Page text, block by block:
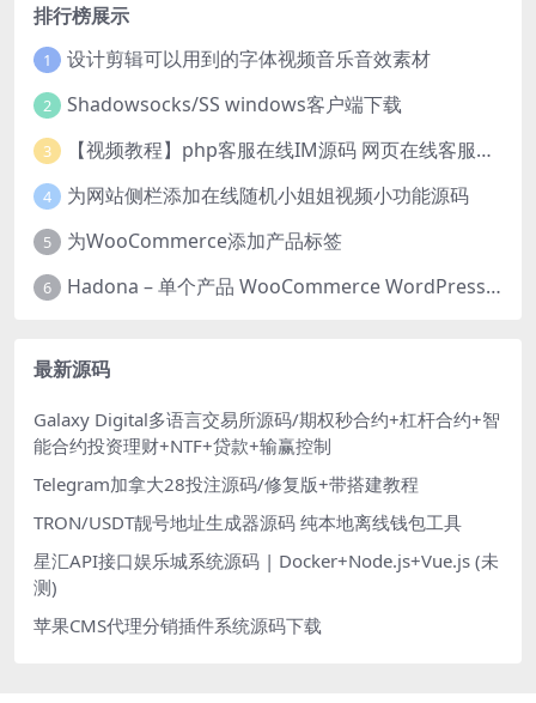
排行榜展示
1 设计剪辑可以用到的字体视频音乐音效素材
2 Shadowsocks/SS windows客户端下载
3 【视频教程】php客服在线IM源码 网页在线客服软件代码
4 为网站侧栏添加在线随机小姐姐视频小功能源码
5 为WooCommerce添加产品标签
6 Hadona – 单个产品 WooCommerce WordPress 主题
最新源码
Galaxy Digital多语言交易所源码/期权秒合约+杠杆合约+智
能合约投资理财+NTF+贷款+输赢控制
Telegram加拿大28投注源码/修复版+带搭建教程
TRON/USDT靓号地址生成器源码 纯本地离线钱包工具
星汇API接口娱乐城系统源码 | Docker+Node.js+Vue.js (未
测)
苹果CMS代理分销插件系统源码下载